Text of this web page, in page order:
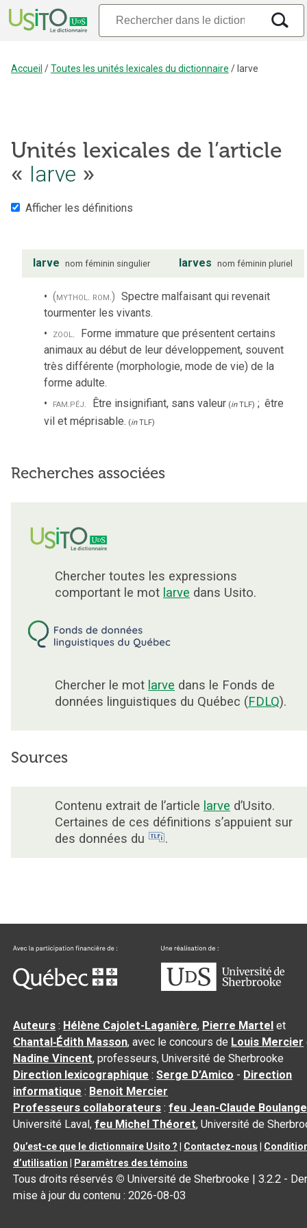
Accueil /Toutes les unités lexicales du dictionnaire / larve
Unités lexicales de l’article
« larve »
Afficher les définitions
larve nom féminin singulier larves nom féminin pluriel
(mythol. rom.) Spectre malfaisant qui revenait
tourmenter les vivants.
zool. Forme immature que présentent certains
animaux au début de leur développement, souvent
très différente (morphologie, mode de vie) de la
forme adulte.
fam.péj. Être insignifiant, sans valeur(inTLF) ; être
vil et méprisable. (inTLF)
Recherches associées
Chercher toutes les expressions
comportant le mot larve dans Usito.
Chercher le mot larve dans le Fonds de
données linguistiques du Québec (FDLQ).
Sources
Contenu extrait de l’article larve d’Usito.
Certaines de ces définitions s’appuient sur
des données du
.
Auteurs : Hélène Cajolet-Laganière, Pierre Martel et
Chantal‑Édith Masson, avec le concours de Louis Mercier
Nadine Vincent, professeurs, Université de Sherbrooke
Direction lexicographique :Serge D’Amico - Direction
informatique : Benoit Mercier
Professeurs collaborateurs :feu Jean-Claude
Université Laval,feu Michel Théoret, Université de
Qu’est-ce que le dictionnaire Usito ? Contactez-nous
d’utilisation
Paramètres des témoins
Tous droits réservés © Université de Sherbrooke |3.2.2 -
mise à jour du contenu :2026-08-03